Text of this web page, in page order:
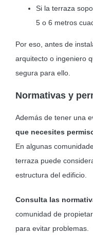
Si la terraza
5 o 6 metros
Por eso, antes de
arquitecto o ingeniero
segura para ello.
Normativas y
Además de tener una
que necesites
En algunas
terraza puede
estructura del edificio.
Consulta las
comunidad de
para evitar problemas.